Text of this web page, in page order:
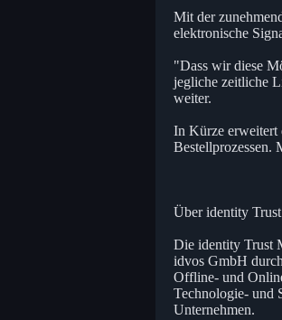
Mit der
elektronische
"Dass wir diese
jegliche zeitliche
weiter.
In Kürze erweitert
Bestellprozessen.
Über identity
Die identity Trust
idvos GmbH
Offline- und
Technologie- und
Unternehmen.